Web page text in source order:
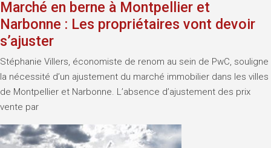
Marché en berne à Montpellier et
Narbonne : Les propriétaires vont devoir
s’ajuster
Stéphanie Villers, économiste de renom au sein de PwC, souligne
la nécessité d’un ajustement du marché immobilier dans les villes
de Montpellier et Narbonne. L’absence d’ajustement des prix
vente par